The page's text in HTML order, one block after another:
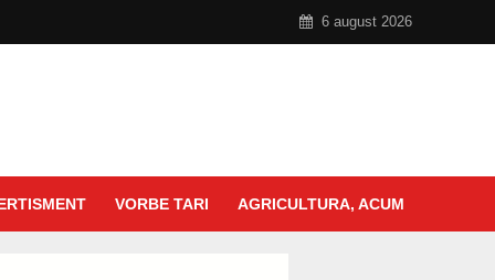
6 august 2026
VORBE TARI AGRICULTURA, ACUM